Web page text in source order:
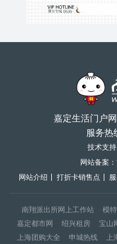
嘉定生活门户
服务热
技术支
网站备案：
网站介绍
打折卡销售点
南翔派出所网上工作站 模
嘉定都市网
绍兴租房 宝山
上海团购大全
申城热线